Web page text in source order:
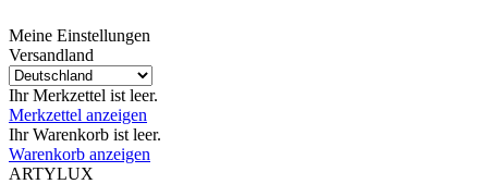
Meine Einstellungen
Versandland
Ihr Merkzettel ist leer.
Merkzettel anzeigen
Ihr Warenkorb ist leer.
Warenkorb anzeigen
ARTYLUX